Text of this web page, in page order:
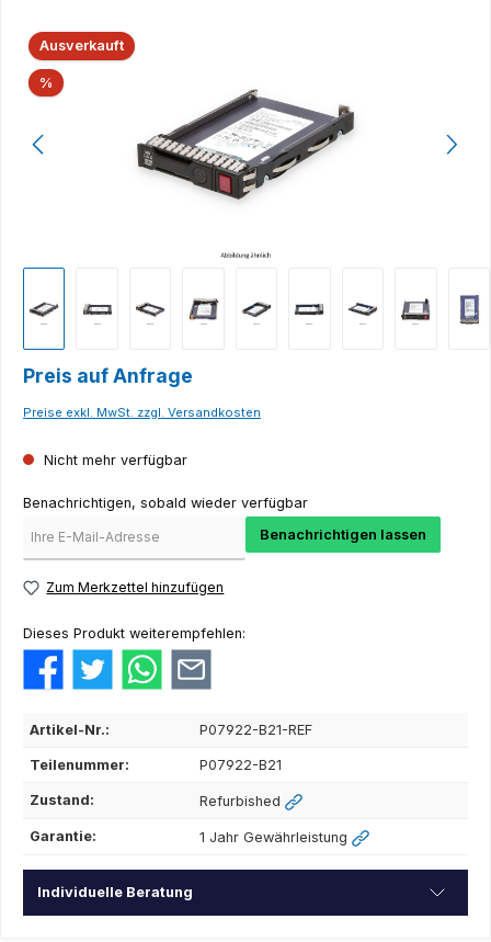
Bildergalerie überspringen
Ausverkauft
% Rabatt
Preis auf Anfrage
Preise exkl. MwSt. zzgl. Versandkosten
Nicht mehr verfügbar
Benachrichtigen, sobald wieder verfügbar
Benachrichtigen lassen
Zum Merkzettel hinzufügen
Dieses Produkt weiterempfehlen:
Artikel-Nr.: P07922-B21-REF
Teilenummer: P07922-B21
Zustand: Refurbished
Garantie: 1 Jahr Gewährleistung
Individuelle Beratung